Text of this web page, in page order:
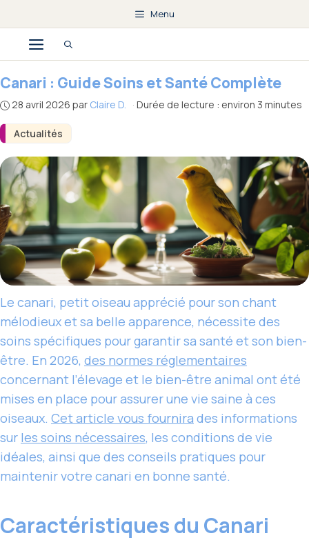
au
contenu
Menu
Menu
Actualités
Canari : Guide Soins et Santé Complète
28 avril 2026 par Claire D. · Durée de lecture : environ 3 minutes
Le canari, petit oiseau apprécié pour son chant
mélodieux et sa belle apparence, nécessite des
soins spécifiques pour garantir sa santé et son bien-
être. En 2026, des normes réglementaires
concernant l’élevage et le bien-être animal ont été
mises en place pour assurer une vie saine à ces
oiseaux. Cet article vous fournira des informations
sur les soins nécessaires, les conditions de vie
idéales, ainsi que des conseils pratiques pour
maintenir votre canari en bonne santé.
Caractéristiques du Canari